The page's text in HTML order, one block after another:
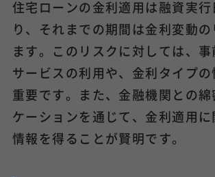
住宅ローンの金利適用は融資実
り、それまでの期間は金利変動
ます。このリスクに対しては、
サービスの利用や、金利タイプ
重要です。また、金融機関との
ケーションを通じて、金利適用
情報を得ることが賢明です。